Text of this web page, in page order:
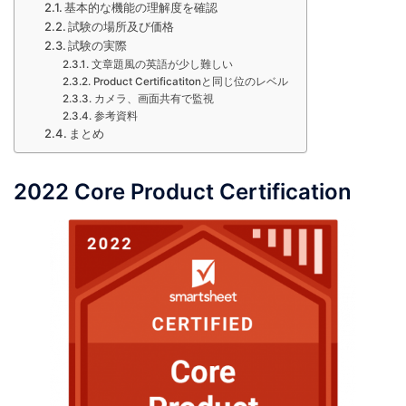
基本的な機能の理解度を確認
試験の場所及び価格
試験の実際
文章題風の英語が少し難しい
Product Certificatitonと同じ位のレベル
カメラ、画面共有で監視
参考資料
まとめ
2022 Core Product Certification